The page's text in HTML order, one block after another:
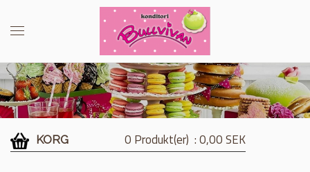
KORG 0 Produkt(er) : 0,00 SEK